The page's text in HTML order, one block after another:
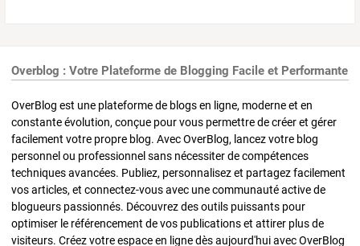
Overblog : Votre Plateforme de Blogging Facile et Performante
OverBlog est une plateforme de blogs en ligne, moderne et en
constante évolution, conçue pour vous permettre de créer et gérer
facilement votre propre blog. Avec OverBlog, lancez votre blog
personnel ou professionnel sans nécessiter de compétences
techniques avancées. Publiez, personnalisez et partagez facilement
vos articles, et connectez-vous avec une communauté active de
blogueurs passionnés. Découvrez des outils puissants pour
optimiser le référencement de vos publications et attirer plus de
visiteurs. Créez votre espace en ligne dès aujourd'hui avec OverBlog